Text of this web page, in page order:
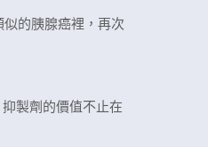
的胰腺癌裡，再次
抑製劑的價值不止在